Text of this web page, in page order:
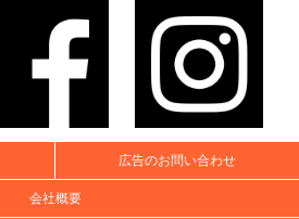
広告のお問い合わせ
会社概要